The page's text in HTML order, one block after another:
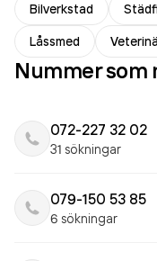
Bilverkstad
Låssmed
Nummer som
072-227 32 02
31 sökningar
079-150 53 85
6 sökningar